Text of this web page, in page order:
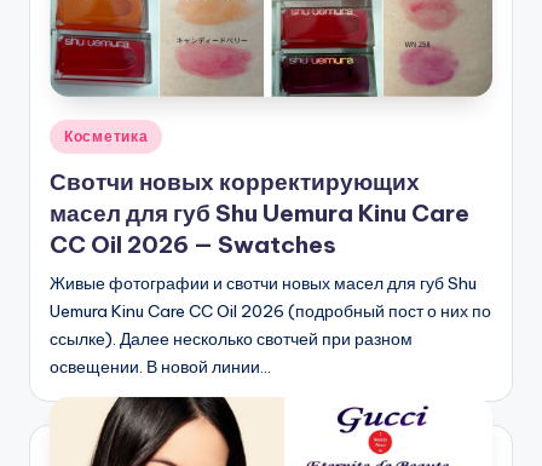
Опубликовано
Косметика
Свотчи новых корректирующих
масел для губ Shu Uemura Kinu Care
CC Oil 2026 — Swatches
Живые фотографии и свотчи новых масел для губ Shu
Uemura Kinu Care CC Oil 2026 (подробный пост о них по
ссылке). Далее несколько свотчей при разном
освещении. В новой линии…